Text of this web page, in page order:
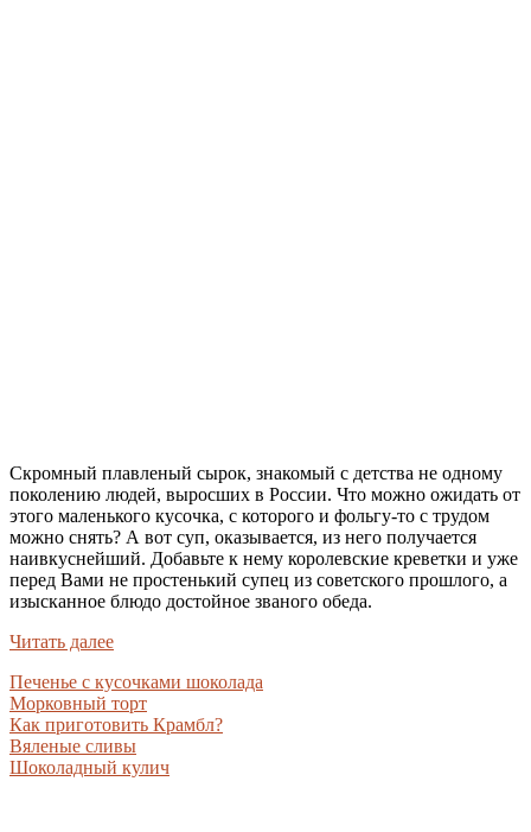
Скромный плавленый сырок, знакомый с детства не одному
поколению людей, выросших в России. Что можно ожидать от
этого маленького кусочка, с которого и фольгу-то с трудом
можно снять? А вот суп, оказывается, из него получается
наивкуснейший. Добавьте к нему королевские креветки и уже
перед Вами не простенький супец из советского прошлого, а
изысканное блюдо достойное званого обеда.
Читать далее
Печенье с кусочками шоколада
Морковный торт
Как приготовить Крамбл?
Вяленые сливы
Шоколадный кулич